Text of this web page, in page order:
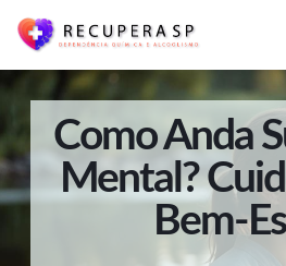
Como Anda
Mental?
Bem-